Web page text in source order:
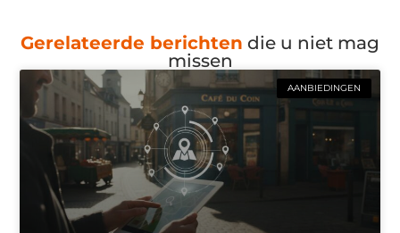
Gerelateerde berichten die u niet mag
missen
AANBIEDINGEN